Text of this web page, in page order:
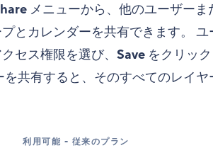
メニューから、他のユーザーま
とカレンダーを共有できます。 ユ
セス権限を選び、 Save をクリッ
を共有すると、そのすべてのレイヤ
利用可能 - 従来のプラン